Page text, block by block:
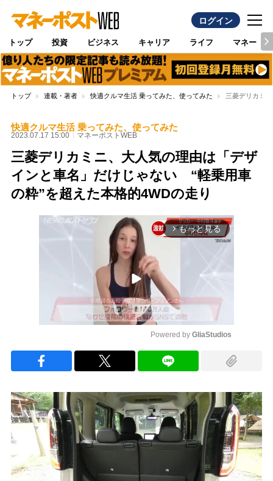
ログイン
トップ 投資 ビジネス キャリア ライフ マネー
トップ 連載・著者 快適クルマ生活 乗ってみた、使ってみた 三菱デリカミ
快適クルマ生活 乗ってみた、使ってみた
2023.07.17 15:00 マネーポストWEB
三菱デリカミニ、大人気の理由は「デザ
インと車名」だけじゃない “軽乗用車
の粋”を超えた本格的4WDの走り
arrow_forward_ios もっと見る
Powered by GliaStudios